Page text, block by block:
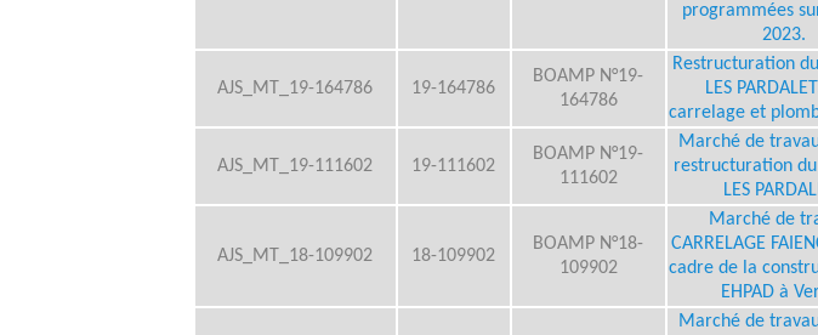
programmées
2023.
AJS_MT_19-164786 19-164786
BOAMP N°19-
164786
Restructuration
LES
carrelage et
AJS_MT_19-111602 19-111602
BOAMP N°19-
111602
Marché de
restructuration
LES
AJS_MT_18-109902 18-109902
BOAMP N°18-
109902
Marché de
CARRELAGE
cadre de la
EHPAD à
Marché de